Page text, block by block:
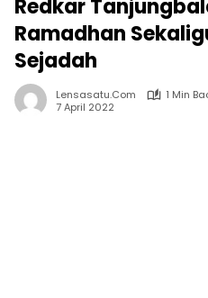
Redkar
Ramadhan
Sejadah
Lensasatu.com
1 Min
7 April 2022